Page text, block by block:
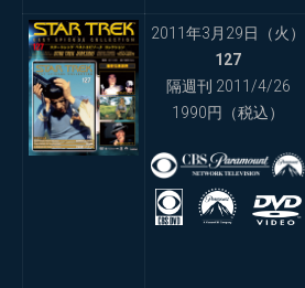
2011年3月29日（火）
127
隔週刊 2011/4/26
1990円（税込）